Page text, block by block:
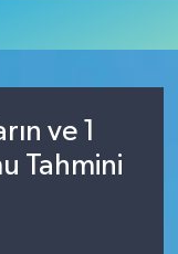
ve 1
Tahmini